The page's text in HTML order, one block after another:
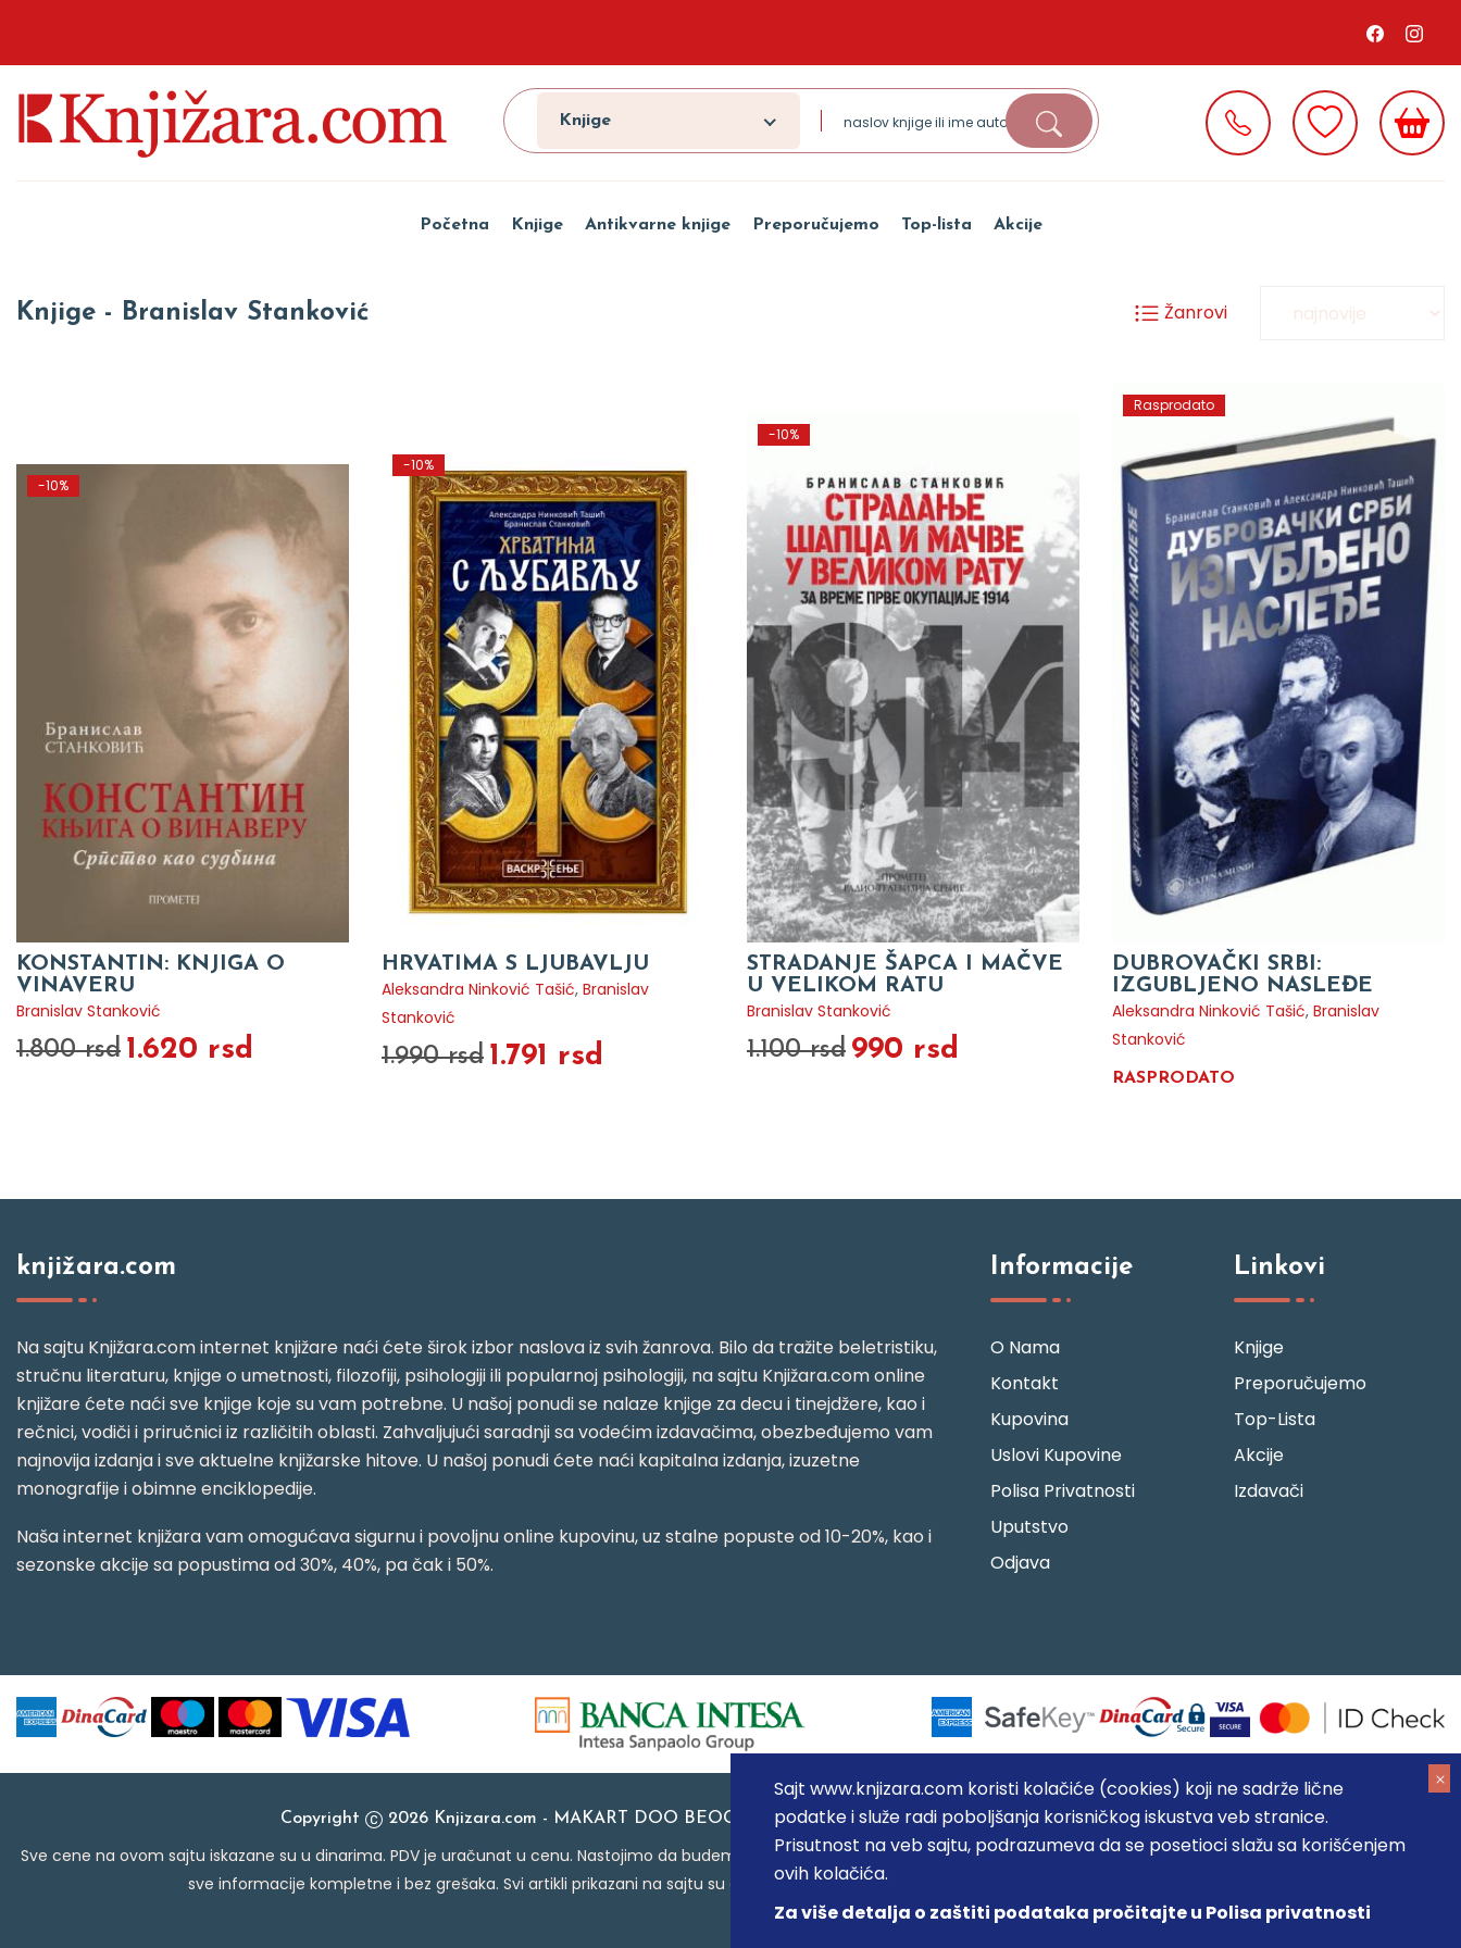
Sajt www.knjizara.com koristi kolačiće (cookies) koji ne sadrže lične
podatke i služe radi poboljšanja korisničkog iskustva veb stranice.
Prisutnost na veb sajtu, podrazumeva da se posetioci slažu sa korišćenjem
ovih kolačića.
Za više detalja o zaštiti podataka pročitajte u Polisa privatnosti
Knjige
Početna Knjige Antikvarne knjige Preporučujemo Top-lista Akcije
Knjige - Branislav Stanković Žanrovi
-10%
KONSTANTIN: KNJIGA O
VINAVERU
Branislav Stanković
1.800 rsd 1.620 rsd
-10%
HRVATIMA S LJUBAVLJU
Aleksandra Ninković Tašić, Branislav
Stanković
1.990 rsd 1.791 rsd
-10%
STRADANJE ŠAPCA I MAČVE
U VELIKOM RATU
Branislav Stanković
1.100 rsd 990 rsd
Rasprodato
DUBROVAČKI SRBI:
IZGUBLJENO NASLEĐE
Aleksandra Ninković Tašić, Branislav
Stanković
RASPRODATO
knjižara.com
Na sajtu Knjižara.com internet knjižare naći ćete širok izbor naslova iz svih žanrova. Bilo da tražite beletristiku,
stručnu literaturu, knjige o umetnosti, filozofiji, psihologiji ili popularnoj psihologiji, na sajtu Knjižara.com online
knjižare ćete naći sve knjige koje su vam potrebne. U našoj ponudi se nalaze knjige za decu i tinejdžere, kao i
rečnici, vodiči i priručnici iz različitih oblasti. Zahvaljujući saradnji sa vodećim izdavačima, obezbeđujemo vam
najnovija izdanja i sve aktuelne knjižarske hitove. U našoj ponudi ćete naći kapitalna izdanja, izuzetne
monografije i obimne enciklopedije.
Naša internet knjižara vam omogućava sigurnu i povoljnu online kupovinu, uz stalne popuste od 10-20%, kao i
sezonske akcije sa popustima od 30%, 40%, pa čak i 50%.
Informacije
O Nama
Kontakt
Kupovina
Uslovi Kupovine
Polisa Privatnosti
Uputstvo
Odjava
Linkovi
Knjige
Preporučujemo
Top-Lista
Akcije
Izdavači
Copyright 2026 Knjizara.com - MAKART DOO BEOGRAD (NOVI BEOGRAD), PIB: 105184104, MB: 20337524
Sve cene na ovom sajtu iskazane su u dinarima. PDV je uračunat u cenu. Nastojimo da budemo što precizniji u opisu proizvoda, prikazu slika i samih cena, ali ne možemo garantovati da su
sve informacije kompletne i bez grešaka. Svi artikli prikazani na sajtu su deo naše ponude i ne podrazumeva da su dostupni u svakom trenutku.